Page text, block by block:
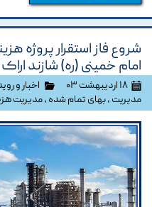
شروع فاز استقرار پروژه
امام خمینی (ره) شازند اراک
۱۸ اردیبهشت ۰۳ اخبار و
مدیریت ،بهای تمام شده ،مدیریت